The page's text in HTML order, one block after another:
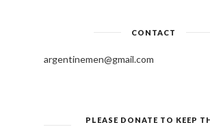
CONTACT
argentinemen@gmail.com
PLEASE DONATE TO KEEP